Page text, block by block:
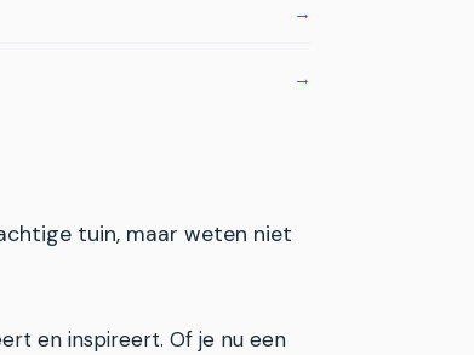
tuin, maar weten niet
en inspireert. Of je nu een